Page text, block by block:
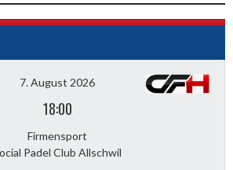
7. August 2026
18:00
Firmensport
Padel Club Allschwil